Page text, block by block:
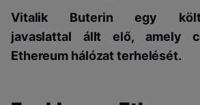
Vitalik Buterin egy
javaslattal állt elő, amely
Ethereum hálózat terhelését.